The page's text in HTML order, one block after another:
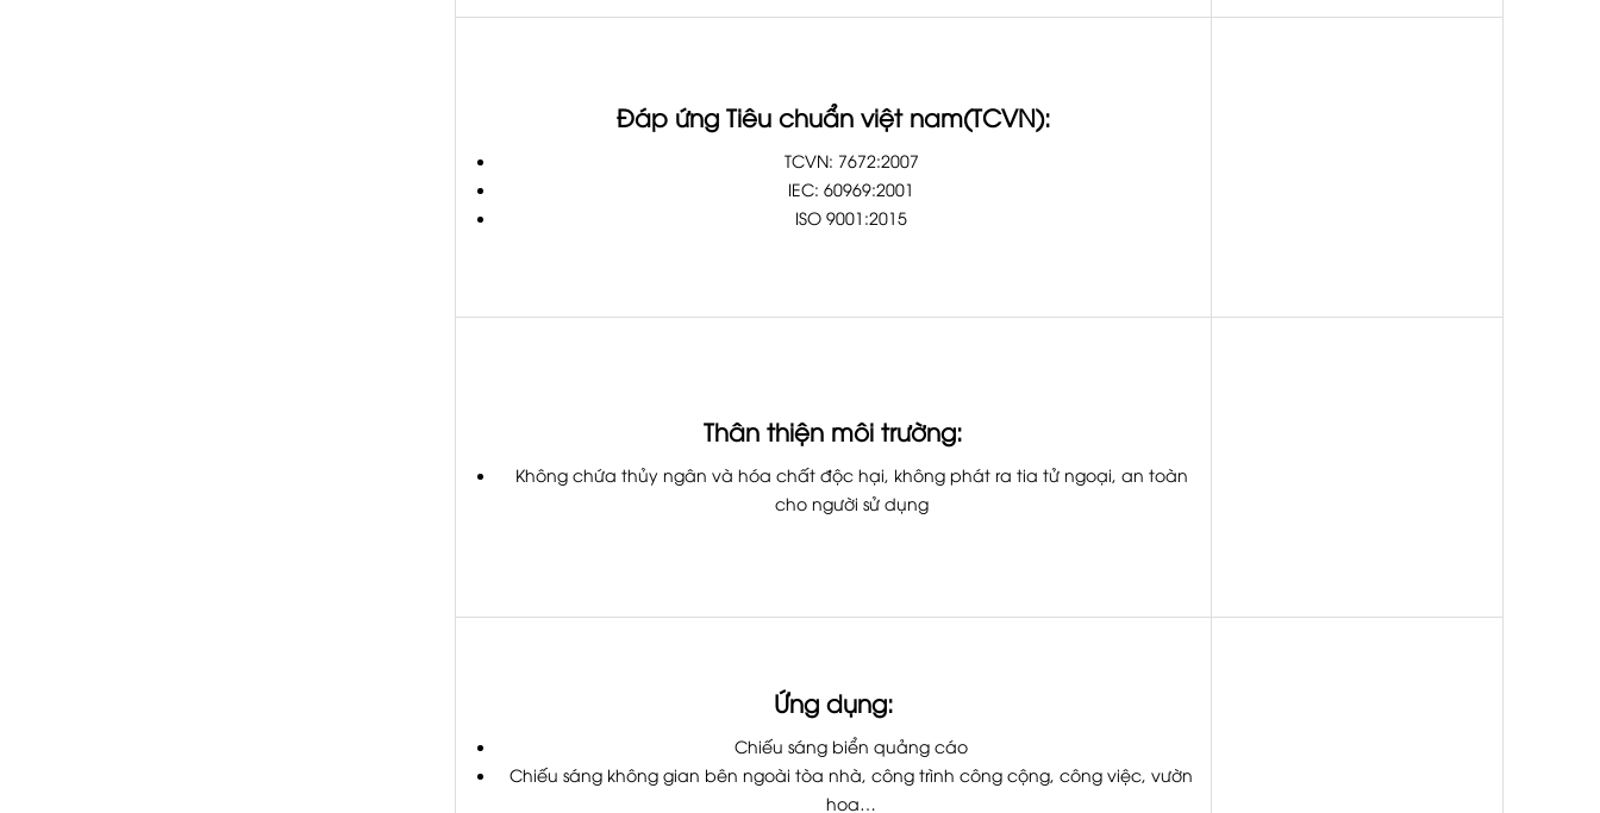
Đáp ứng Tiêu chuẩn việt nam(TCVN):
TCVN: 7672:2007
IEC: 60969:2001
ISO 9001:2015
Thân thiện môi trường:
Không chứa thủy ngân và hóa chất độc hại, không phát ra tia tử ngoại, an toàn
cho người sử dụng
Ứng dụng:
Chiếu sáng biển quảng cáo
Chiếu sáng không gian bên ngoài tòa nhà, công trình công cộng, công việc, vườn
hoa…